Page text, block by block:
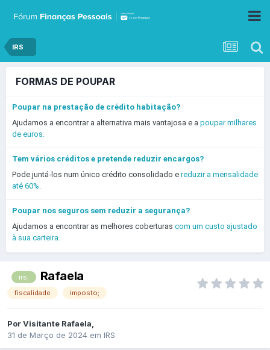
IRS
FORMAS DE POUPAR
Poupar na prestação de crédito habitação?
Ajudamos a encontrar a alternativa mais vantajosa e a poupar milhares
de euros.
Tem vários créditos e pretende reduzir encargos?
Pode juntá-los num único crédito consolidado e reduzir a mensalidade
até 60%.
Poupar nos seguros sem reduzir a segurança?
Ajudamos a encontrar as melhores coberturas com um custo ajustado
à sua carteira.
irs; Rafaela
fiscalidade imposto;
PorVisitante Rafaela,
31 de Março de 2024 em IRS